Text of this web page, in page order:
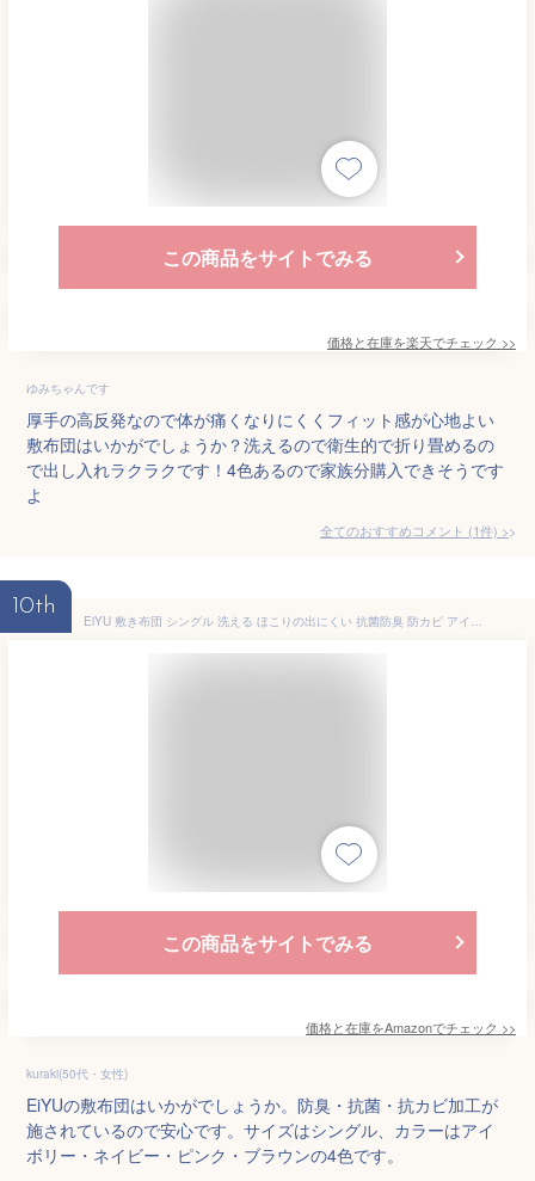
この商品をサイトでみる
価格と在庫を楽天でチェック >>
ゆみちゃんです
厚手の高反発なので体が痛くなりにくくフィット感が心地よい
敷布団はいかがでしょうか？洗えるので衛生的で折り畳めるの
で出し入れラクラクです！4色あるので家族分購入できそうです
よ
全てのおすすめコメント (1件) >
10th
EiYU 敷き布団 シングル 洗える ほこりの出にくい 抗菌防臭 防カビ アイボリー
この商品をサイトでみる
価格と在庫をAmazonでチェック >>
kuraki(50代・女性)
EiYUの敷布団はいかがでしょうか。防臭・抗菌・抗カビ加工が
施されているので安心です。サイズはシングル、カラーはアイ
ボリー・ネイビー・ピンク・ブラウンの4色です。